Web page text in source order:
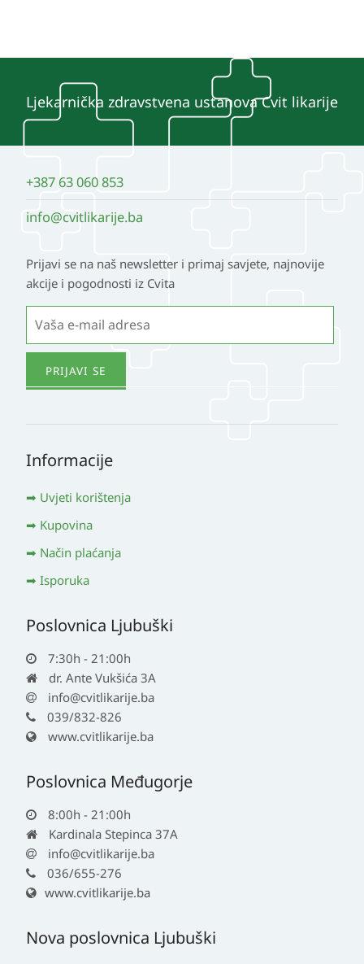
Ljekarnička zdravstvena ustanova Cvit likarije
+387 63 060 853
info@cvitlikarije.ba
Prijavi se na naš newsletter i primaj savjete, najnovije
akcije i pogodnosti iz Cvita
Informacije
Uvjeti korištenja
Kupovina
Način plaćanja
Isporuka
Poslovnica Ljubuški
7:30h - 21:00h
dr. Ante Vukšića 3A
info@cvitlikarije.ba
039/832-826
www.cvitlikarije.ba
Poslovnica Međugorje
8:00h - 21:00h
Kardinala Stepinca 37A
info@cvitlikarije.ba
036/655-276
www.cvitlikarije.ba
Nova poslovnica Ljubuški